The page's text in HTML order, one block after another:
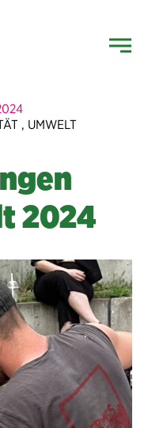
, UMWELT
2024